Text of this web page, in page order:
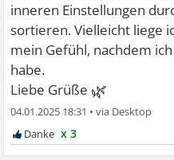
inneren Einstellungen
sortieren. Vielleicht liege
mein Gefühl, nachdem
habe.
Liebe Grüße 🌿
04.01.2025 18:31 •
x 3